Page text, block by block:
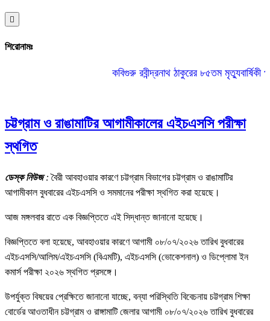
Hamburger Toggle Menu
শিরোনামঃ
কবিগুরু রবীন্দ্রনাথ ঠাকুরের ৮৫তম মৃত্যুবার্ষিকী
চট্টগ্রাম ও রাঙামাটির আগামীকালের এইচএসসি পরীক্ষা
স্থগিত
ডেস্ক নিউজ:বৈরী আবহাওয়ার কারণে চট্টগ্রাম বিভাগের চট্টগ্রাম ও রাঙামাটির
আগামীকাল বুধবারের এইচএসসি ও সমমানের পরীক্ষা স্থগিত করা হয়েছে।
আজ মঙ্গলবার রাতে এক বিজ্ঞপ্তিতে এই সিদ্ধান্ত জানানো হয়েছে।
বিজ্ঞপ্তিতে বলা হয়েছে, আবহাওয়ার কারণে আগামী ০৮/০৭/২০২৬ তারিখ বুধবারের
এইচএসসি/আলিম/এইচএসসি (বিএমটি), এইচএসসি (ভোকেশনাল) ও ডিপ্লোমা ইন
কমার্স পরীক্ষা ২০২৬ স্থগিত প্রসঙ্গে।
উপর্যুক্ত বিষয়ের প্রেক্ষিতে জানানো যাচ্ছে, বন্যা পরিস্থিতি বিবেচনায় চট্টগ্রাম শিক্ষা
বোর্ডের আওতাধীন চট্টগ্রাম ও রাঙ্গামাটি জেলার আগামী ০৮/০৭/২০২৬ তারিখ বুধবারের